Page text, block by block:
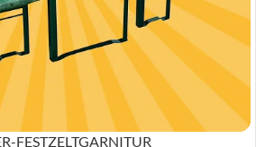
FESTZELTGARNITUR